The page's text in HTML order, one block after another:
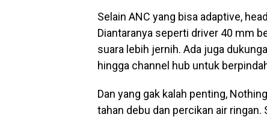
Selain ANC yang bisa adaptive,
Diantaranya seperti driver 40 mm
suara lebih jernih. Ada juga
hingga channel hub untuk
Dan yang gak kalah penting,
tahan debu dan percikan air